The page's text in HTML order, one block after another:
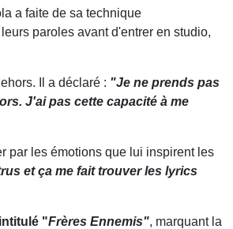
a faite de sa technique
paroles avant d'entrer en studio,
Il a déclaré : "Je ne prends pas
J'ai pas cette capacité à me
par les émotions que lui inspirent les
et ça me fait trouver les lyrics
"Frères Ennemis", marquant la